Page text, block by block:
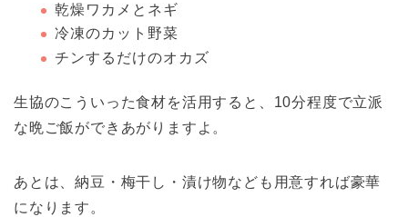
乾燥ワカメとネギ
冷凍のカット野菜
チンするだけのオカズ
生協のこういった食材を活用すると、10分程度で立派
な晩ご飯ができあがりますよ。
あとは、納豆・梅干し・漬け物なども用意すれば豪華
になります。